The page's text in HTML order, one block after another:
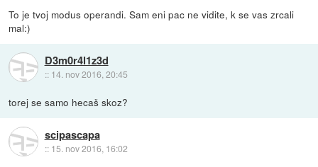
To je tvoj modus operandi. Sam eni pac ne vidite, k se vas zrcali
mal:)
D3m0r4l1z3d
:: 14. nov 2016, 20:45
torej se samo hecaš skoz?
scipascapa
:: 15. nov 2016, 16:02